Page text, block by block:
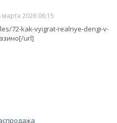
марта 2026 06:15
72-kak-vyigrat-realnye-dengi-v-
url]